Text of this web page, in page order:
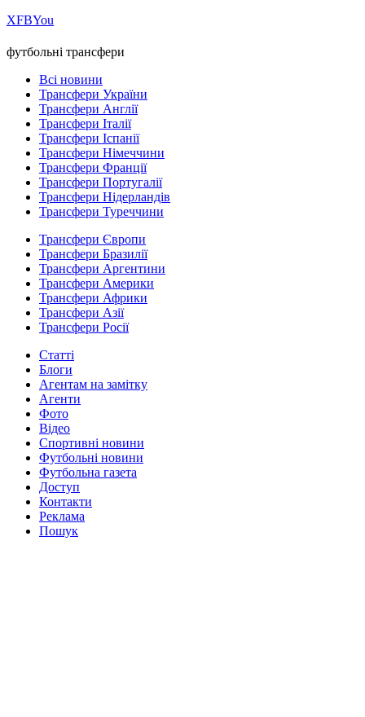
ХFBYou
футбольні трансфери
Всі новини
Трансфери України
Трансфери Англії
Трансфери Італії
Трансфери Іспанії
Трансфери Німеччини
Трансфери Франції
Трансфери Португалії
Трансфери Нідерландів
Трансфери Туреччини
Трансфери Європи
Трансфери Бразилії
Трансфери Аргентини
Трансфери Америки
Трансфери Африки
Трансфери Азії
Трансфери Росії
Статті
Блоги
Агентам на замітку
Агенти
Фото
Відео
Спортивні новини
Футбольні новини
Футбольна газета
Доступ
Контакти
Реклама
Пошук